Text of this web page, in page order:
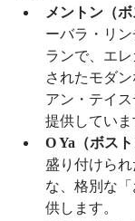
メントン（
ーバラ・リ
ランで、エ
されたモダ
アン・テイ
提供していま
O Ya（ボス
盛り付けら
な、格別な
供します。